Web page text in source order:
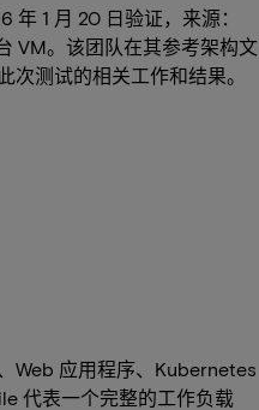
1 月 20 日验证，来源：
VM。该团队在其参考架构文
次测试的相关工作和结果。
Web 应用程序、Kubernetes
代表一个完整的工作负载